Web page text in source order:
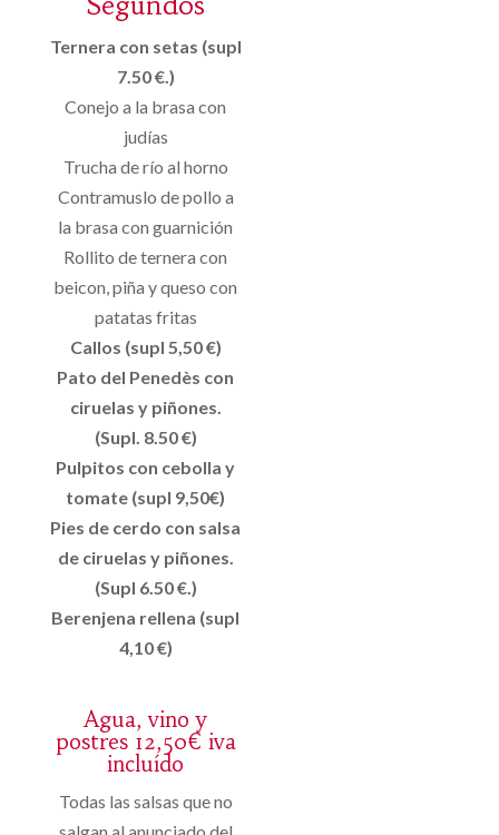
Ternera con setas (supl
7.50 €.)
Conejo a la brasa con
judías
Trucha de río al horno
Contramuslo de pollo a
la brasa con guarnición
Rollito de ternera con
beicon, piña y queso con
patatas fritas
Callos (supl 5,50 €)
Pato del Penedès con
ciruelas y piñones.
(Supl. 8.50 €)
Pulpitos con cebolla y
tomate (supl 9,50€)
Pies de cerdo con salsa
de ciruelas y piñones.
(Supl 6.50 €.)
Berenjena rellena (supl
4,10 €)
Agua, vino y
postres 12,50€ iva
incluído
Todas las salsas que no